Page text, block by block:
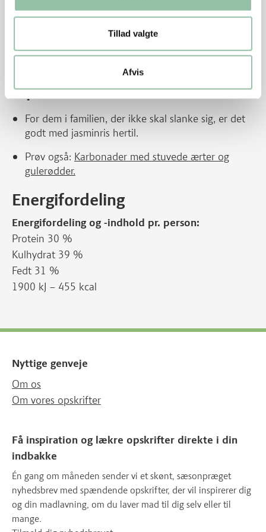
Tillad valgte
Afvis
minutter, hælder du kokosmælk, vand, revet limeskal
og limesaft og vender rundt. Smag til med salt og
peber og evt. mere limesaft og -skal.
Tips
For dem i familien, der ikke skal slanke sig, er det
godt med jasminris hertil.
Prøv også: Karbonader med stuvede ærter og
gulerødder.
Energifordeling
Energifordeling og -indhold pr. person:
Protein 30 %
Kulhydrat 39 %
Fedt 31 %
1900 kJ – 455 kcal
Nyttige genveje
Om os
Om vores opskrifter
Få inspiration og lækre opskrifter direkte i din
indbakke
Én gang om måneden sender vi et skønt, sæsonpræget
nyhedsbrev med spændende opskrifter, der vil inspirerer dig
og din madlavning, om du laver mad til dig selv eller til
mange.